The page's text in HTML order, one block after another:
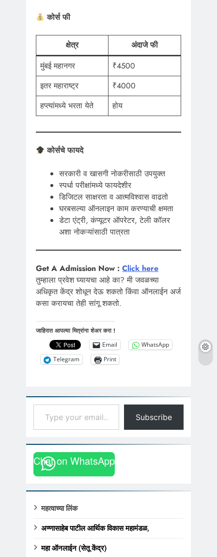
कोर्स फी
क्षेत्र
अंदाजे फी
मुंबई महानगर
₹4500
इतर महाराष्ट्र
₹4000
हप्त्यांमध्ये भरता येते
होय
कोर्सचे फायदे
सरकारी व खासगी नोकरीसाठी उपयुक्त
स्पर्धा परीक्षांमध्ये फायदेशीर
डिजिटल साक्षरता व आत्मविश्वास वाढतो
घरबसल्या ऑनलाइन काम करण्याची क्षमता
डेटा एंट्री, कंप्यूटर ऑपरेटर, टेली कॉलर
अशा नोकऱ्यांसाठी पात्रता
Get A Admission Now : Click here
तुम्हाला प्रवेश घ्यायचा आहे का? मी जवळच्या
अधिकृत केंद्र शोधून देऊ शकतो किंवा ऑनलाईन अर्ज
कसा करायचा तेही सांगू शकतो.
जाहिरात आपल्या मित्रांना शेअर करा !
Email
WhatsApp
Telegram
Print
Type your email…
Subscribe
Chat on WhatsApp
महत्वाच्या लिंक
अण्णासाहेब पाटील आर्थिक विकास महामंडळ,
महा ऑनलाईन (सेतू केंद्र)